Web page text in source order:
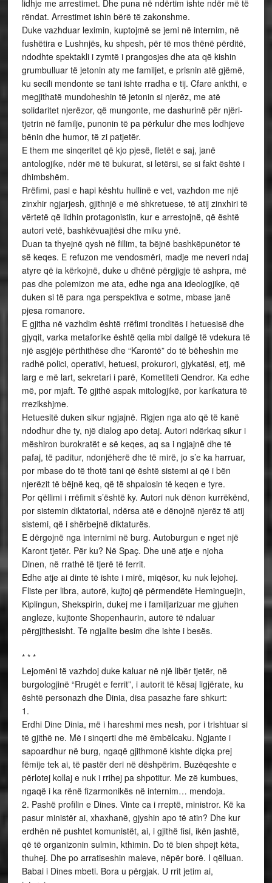
lidhje me arrestimet. Dhe puna në ndërtim ishte ndër më të
rëndat. Arrestimet ishin bërë të zakonshme.
Duke vazhduar leximin, kuptojmë se jemi në internim, në
fushëtira e Lushnjës, ku shpesh, për të mos thënë përditë,
ndodhte spektakli i zymtë i prangosjes dhe ata që kishin
grumbulluar të jetonin aty me familjet, e prisnin atë gjëmë,
ku secili mendonte se tani ishte rradha e tij. Cfare ankthi, e
megjithatë mundoheshin të jetonin si njerëz, me atë
solidaritet njerëzor, që mungonte, me dashurinë për njëri-
tjetrin në familje, punonin të pa përkulur dhe mes lodhjeve
bënin dhe humor, të zi patjetër.
E them me sinqeritet që kjo pjesë, fletët e saj, janë
antologjike, ndër më të bukurat, si letërsi, se si fakt është i
dhimbshëm.
Rrëfimi, pasi e hapi kështu hullinë e vet, vazhdon me një
zinxhir ngjarjesh, gjithnjë e më shkretuese, të atij zinxhiri të
vërtetë që lidhin protagonistin, kur e arrestojnë, që është
autori vetë, bashkëvuajtësi dhe miku ynë.
Duan ta thyejnë qysh në fillim, ta bëjnë bashkëpunëtor të
së keqes. E refuzon me vendosmëri, madje me neveri ndaj
atyre që ia kërkojnë, duke u dhënë përgjigje të ashpra, më
pas dhe polemizon me ata, edhe nga ana ideologjike, që
duken si të para nga perspektiva e sotme, mbase janë
pjesa romanore.
E gjitha në vazhdim është rrëfimi tronditës i hetuesisë dhe
gjyqit, varka metaforike është qelia mbi dallgë të vdekura të
një asgjëje përthithëse dhe “Karontë” do të bëheshin me
radhë polici, operativi, hetuesi, prokurori, gjykatësi, etj, më
larg e më lart, sekretari i parë, Kometiteti Qendror. Ka edhe
më, por mjaft. Të gjithë aspak mitologjikë, por karikatura të
rrezikshjme.
Hetuesitë duken sikur ngjajnë. Rigjen nga ato që të kanë
ndodhur dhe ty, një dialog apo detaj. Autori ndërkaq sikur i
mëshiron burokratët e së keqes, aq sa i ngjajnë dhe të
pafaj, të paditur, ndonjëherë dhe të mirë, jo s’e ka harruar,
por mbase do të thotë tani që është sistemi ai që i bën
njerëzit të bëjnë keq, që të shpalosin të keqen e tyre.
Por qëllimi i rrëfimit s’është ky. Autori nuk dënon kurrëkënd,
por sistemin diktatorial, ndërsa atë e dënojnë njerëz të atij
sistemi, që i shërbejnë diktaturës.
E dërgojnë nga internimi në burg. Autoburgun e nget një
Karont tjetër. Për ku? Në Spaç. Dhe unë atje e njoha
Dinen, në rrathë të tjerë të ferrit.
Edhe atje ai dinte të ishte i mirë, miqësor, ku nuk lejohej.
Fliste per libra, autorë, kujtoj që përmendëte Heminguejin,
Kiplingun, Shekspirin, dukej me i familjarizuar me gjuhen
angleze, kujtonte Shopenhaurin, autore të ndaluar
përgjithesisht. Të ngjallte besim dhe ishte i besës.
* * *
Lejomëni të vazhdoj duke kaluar në një libër tjetër, në
burgologjinë “Rrugët e ferrit”, i autorit të kësaj ligjërate, ku
është personazh dhe Dinia, disa pasazhe fare shkurt:
1.
Erdhi Dine Dinia, më i hareshmi mes nesh, por i trishtuar si
të gjithë ne. Më i sinqerti dhe më ëmbëlcaku. Ngjante i
sapoardhur në burg, ngaqë gjithmonë kishte diçka prej
fëmije tek ai, të pastër deri në dëshpërim. Buzëqeshte e
përlotej kollaj e nuk i rrihej pa shpotitur. Me zë kumbues,
ngaqë i ka rënë fizarmonikës në internim… mendoja.
2. Pashë profilin e Dines. Vinte ca i rreptë, ministror. Kë ka
pasur ministër ai, xhaxhanë, gjyshin apo të atin? Dhe kur
erdhën në pushtet komunistët, ai, i gjithë fisi, ikën jashtë,
që të organizonin sulmin, kthimin. Do të bien shpejt këta,
thuhej. Dhe po arratiseshin maleve, nëpër borë. I qëlluan.
Babai i Dines mbeti. Bora u përgjak. U rrit jetim ai,